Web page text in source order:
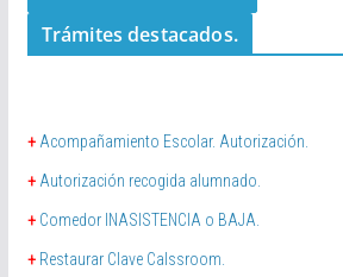
Trámites destacados.
+ Acompañamiento Escolar. Autorización.
+ Autorización recogida alumnado.
+ Comedor INASISTENCIA o BAJA.
+ Restaurar Clave Calssroom.